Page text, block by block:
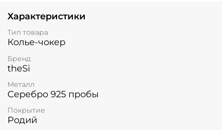
регулируется от 33 до 40 см за счёт цепочки
удлинения.
Характеристики
Тип товара
Колье-чокер
Бренд
theSi
Металл
Серебро 925 пробы
Покрытие
Родий